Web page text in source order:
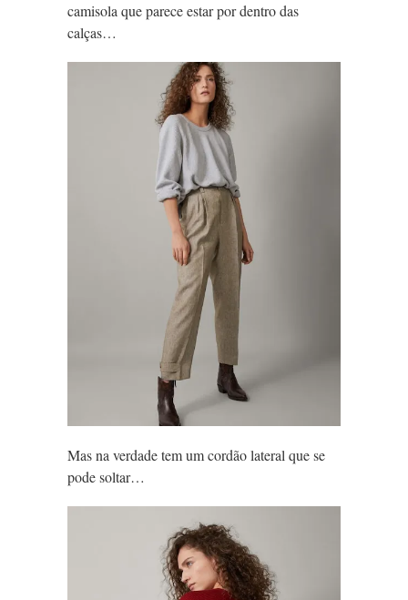
camisola que parece estar por dentro das
calças…
Mas na verdade tem um cordão lateral que se
pode soltar…